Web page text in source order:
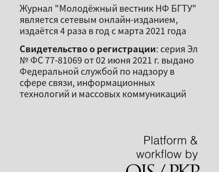
Журнал "Молодёжный вестник НФ БГТУ"
является сетевым онлайн-изданием,
издаётся 4 раза в год с марта 2021 года
Свидетельство о регистрации: серия Эл
№ ФС 77-81069 от 02 июня 2021 г. выдано
Федеральной службой по надзору в
сфере связи, информационных
технологий и массовых коммуникаций